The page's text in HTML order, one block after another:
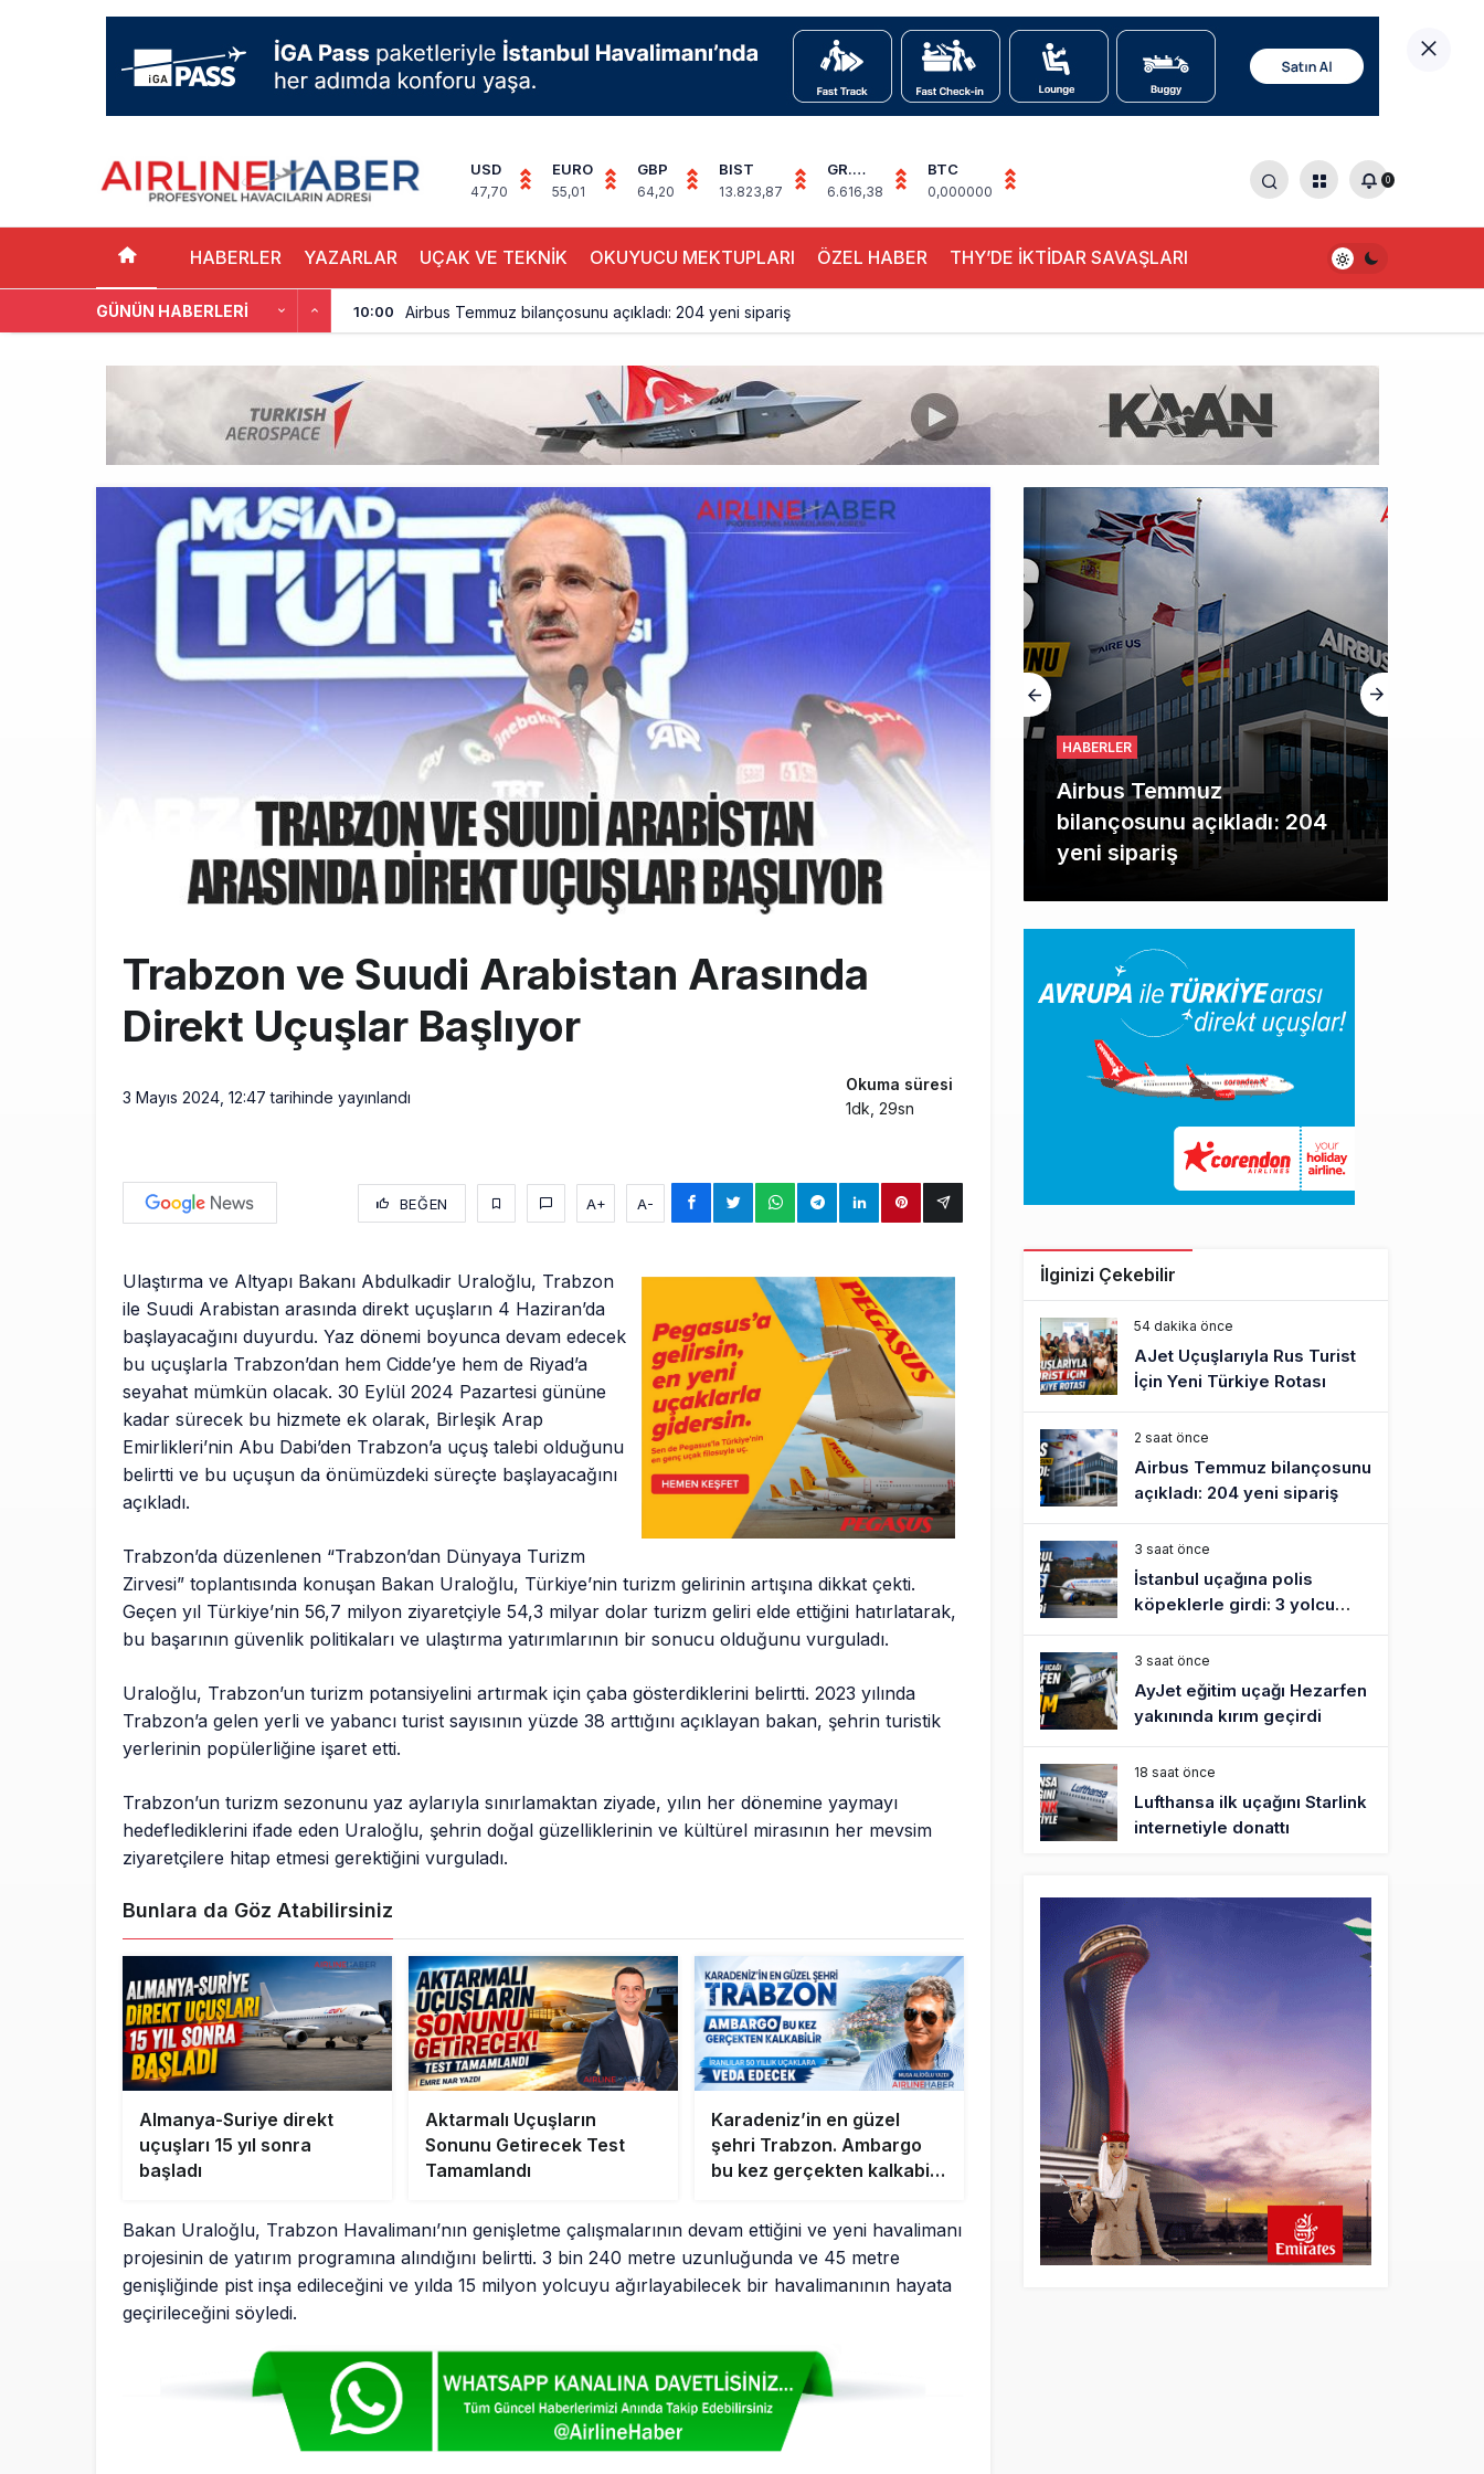
USD
47,70
EURO
55,01
GBP
64,20
BIST
13.823,87
GR.
ALTIN
6.616,38
BTC
0,000000
0
HABERLER YAZARLAR UÇAK VE TEKNİK OKUYUCU MEKTUPLARI ÖZEL HABER THY’DE İKTİDAR SAVAŞLARI
GÜNÜN HABERLERI 10:00 Airbus Temmuz bilançosunu açıkladı: 204 yeni sipariş
AyJet eğitim uçağı Hezarfen yakınında kırım geçirdi
Lufthansa ilk uçağını Starlink internetiyle donattı
17:00 Norwegian Uçağına Polis Müdahalesi
16:00 British Airways A380 seferlerini yüzde 28 azaltıyor
15:00 Çiti aştı, bakım uçağına girdi: Uyurken yakalandı
10:56 AJet Uçuşlarıyla Rus Turist İçin Yeni Türkiye Rotası
Trabzon ve Suudi Arabistan Arasında
Direkt Uçuşlar Başlıyor
3 Mayıs 2024, 12:47 tarihinde yayınlandı
Okuma süresi
1dk, 29sn
BEĞEN A+ A-
Ulaştırma ve Altyapı Bakanı Abdulkadir Uraloğlu, Trabzon
ile Suudi Arabistan arasında direkt uçuşların 4 Haziran’da
başlayacağını duyurdu. Yaz dönemi boyunca devam edecek
bu uçuşlarla Trabzon’dan hem Cidde’ye hem de Riyad’a
seyahat mümkün olacak. 30 Eylül 2024 Pazartesi gününe
kadar sürecek bu hizmete ek olarak, Birleşik Arap
Emirlikleri’nin Abu Dabi’den Trabzon’a uçuş talebi olduğunu
belirtti ve bu uçuşun da önümüzdeki süreçte başlayacağını
açıkladı.
Trabzon’da düzenlenen “Trabzon’dan Dünyaya Turizm
Zirvesi” toplantısında konuşan Bakan Uraloğlu, Türkiye’nin turizm gelirinin artışına dikkat çekti.
Geçen yıl Türkiye’nin 56,7 milyon ziyaretçiyle 54,3 milyar dolar turizm geliri elde ettiğini hatırlatarak,
bu başarının güvenlik politikaları ve ulaştırma yatırımlarının bir sonucu olduğunu vurguladı.
Uraloğlu, Trabzon’un turizm potansiyelini artırmak için çaba gösterdiklerini belirtti. 2023 yılında
Trabzon’a gelen yerli ve yabancı turist sayısının yüzde 38 arttığını açıklayan bakan, şehrin turistik
yerlerinin popülerliğine işaret etti.
Trabzon’un turizm sezonunu yaz aylarıyla sınırlamaktan ziyade, yılın her dönemine yaymayı
hedeflediklerini ifade eden Uraloğlu, şehrin doğal güzelliklerinin ve kültürel mirasının her mevsim
ziyaretçilere hitap etmesi gerektiğini vurguladı.
Bunlara da Göz Atabilirsiniz
Almanya-Suriye direkt
uçuşları 15 yıl sonra
başladı
Aktarmalı Uçuşların
Sonunu Getirecek Test
Tamamlandı
Karadeniz’in en güzel
şehri Trabzon. Ambargo
bu kez gerçekten kalkabilir
veda edecek
Bakan Uraloğlu, Trabzon Havalimanı’nın genişletme çalışmalarının devam ettiğini ve yeni havalimanı
projesinin de yatırım programına alındığını belirtti. 3 bin 240 metre uzunluğunda ve 45 metre
genişliğinde pist inşa edileceğini ve yılda 15 milyon yolcuyu ağırlayabilecek bir havalimanının hayata
geçirileceğini söyledi.
HABERLER
Airbus Temmuz
bilançosunu açıkladı: 204
yeni sipariş
İlginizi Çekebilir
54 dakika önce
AJet Uçuşlarıyla Rus Turist
İçin Yeni Türkiye Rotası
2 saat önce
Airbus Temmuz bilançosunu
açıkladı: 204 yeni sipariş
3 saat önce
İstanbul uçağına polis
köpeklerle girdi: 3 yolcu
indirildi
3 saat önce
AyJet eğitim uçağı Hezarfen
yakınında kırım geçirdi
18 saat önce
Lufthansa ilk uçağını Starlink
internetiyle donattı
Norwegian Uçağına Polis
Müdahalesi
20 saat önce
British Airways A380
seferlerini yüzde 28
azaltıyor
Çiti aştı, bakım uçağına girdi:
Uyurken yakalandı
22 saat önce
İki hayalet uçak, iki farklı